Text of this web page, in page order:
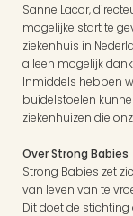
Sanne Lacor,
mogelijke start te
ziekenhuis in
alleen mogelijk
Inmiddels hebben
buidelstoelen
ziekenhuizen die
Over Strong Babies
Strong Babies zet
van leven van te
Dit doet de